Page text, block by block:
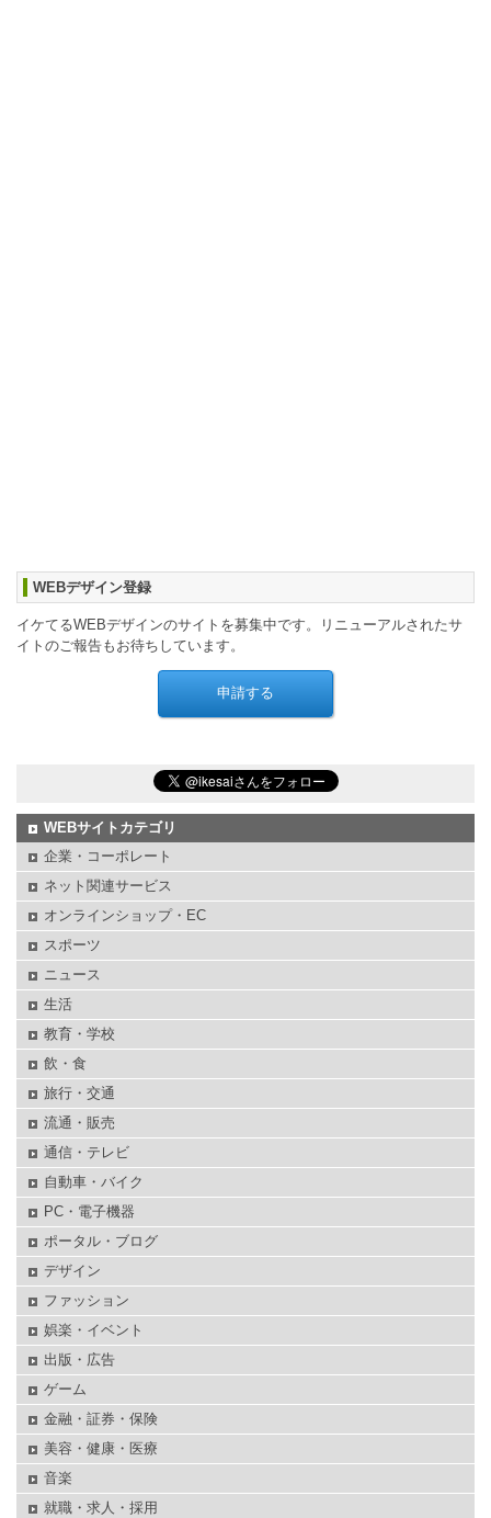
WEBデザイン登録
イケてるWEBデザインのサイトを募集中です。リニューアルされたサ
イトのご報告もお待ちしています。
WEBサイトカテゴリ
企業・コーポレート
ネット関連サービス
オンラインショップ・EC
スポーツ
ニュース
生活
教育・学校
飲・食
旅行・交通
流通・販売
通信・テレビ
自動車・バイク
PC・電子機器
ポータル・ブログ
デザイン
ファッション
娯楽・イベント
出版・広告
ゲーム
金融・証券・保険
美容・健康・医療
音楽
就職・求人・採用